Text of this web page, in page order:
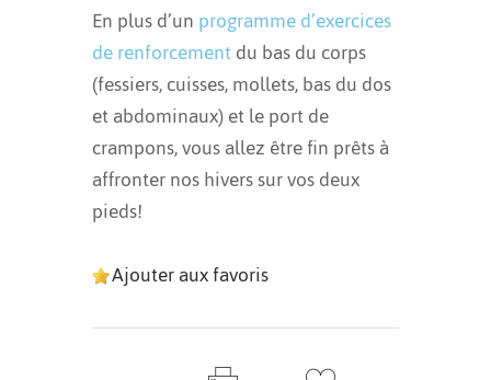
En plus d’unprogramme d’exercices
de renforcementdu bas du corps
(fessiers, cuisses, mollets, bas du dos
et abdominaux) et le port de
crampons, vous allez être fin prêts à
affronter nos hivers sur vos deux
pieds!
Ajouter aux favoris